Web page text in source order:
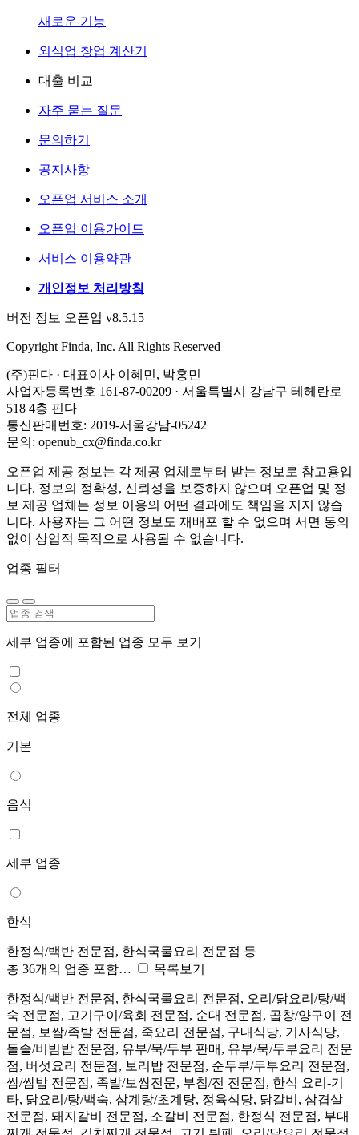
새로운 기능
외식업 창업 계산기
대출 비교
자주 묻는 질문
문의하기
공지사항
오픈업 서비스 소개
오픈업 이용가이드
서비스 이용약관
개인정보 처리방침
버전 정보 오픈업 v8.5.15
Copyright Finda, Inc. All Rights Reserved
(주)핀다 · 대표이사 이혜민, 박홍민
사업자등록번호 161-87-00209 · 서울특별시 강남구 테헤란로
518 4층 핀다
통신판매번호: 2019-서울강남-05242
문의: openub_cx@finda.co.kr
오픈업 제공 정보는 각 제공 업체로부터 받는 정보로 참고용입
니다. 정보의 정확성, 신뢰성을 보증하지 않으며 오픈업 및 정
보 제공 업체는 정보 이용의 어떤 결과에도 책임을 지지 않습
니다. 사용자는 그 어떤 정보도 재배포 할 수 없으며 서면 동의
없이 상업적 목적으로 사용될 수 없습니다.
업종 필터
세부 업종에 포함된 업종 모두 보기
전체 업종
기본
음식
세부 업종
한식
한정식/백반 전문점, 한식국물요리 전문점 등
총 36개의 업종 포함…
목록보기
한정식/백반 전문점, 한식국물요리 전문점, 오리/닭요리/탕/백
숙 전문점, 고기구이/육회 전문점, 순대 전문점, 곱창/양구이 전
문점, 보쌈/족발 전문점, 죽요리 전문점, 구내식당, 기사식당,
돌솥/비빔밥 전문점, 유부/묵/두부 판매, 유부/묵/두부요리 전문
점, 버섯요리 전문점, 보리밥 전문점, 순두부/두부요리 전문점,
쌈/쌈밥 전문점, 족발/보쌈전문, 부침/전 전문점, 한식 요리-기
타, 닭요리/탕/백숙, 삼계탕/초계탕, 정육식당, 닭갈비, 삼겹살
전문점, 돼지갈비 전문점, 소갈비 전문점, 한정식 전문점, 부대